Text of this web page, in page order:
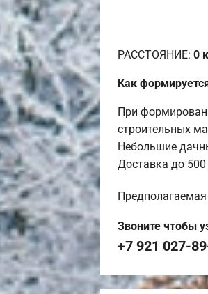
РАССТОЯНИЕ: 0
Как
При
строительных
Небольшие
Доставка до
Звоните чтобы
+7 921 027-